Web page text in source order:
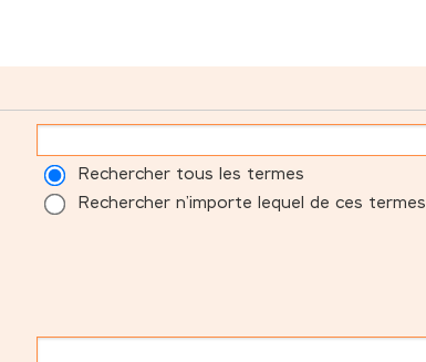
Rechercher tous les termes
Rechercher n’importe lequel de ces termes